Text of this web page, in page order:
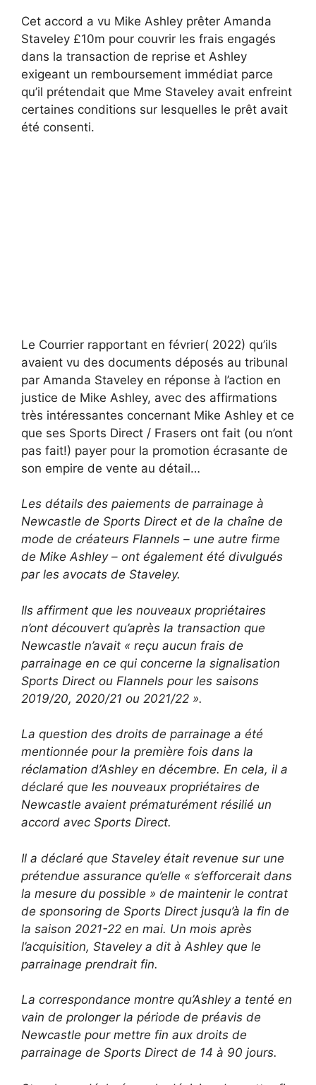
Cet accord a vu Mike Ashley prêter Amanda
Staveley £10m pour couvrir les frais engagés
dans la transaction de reprise et Ashley
exigeant un remboursement immédiat parce
qu’il prétendait que Mme Staveley avait enfreint
certaines conditions sur lesquelles le prêt avait
été consenti.
Le Courrier rapportant en février( 2022) qu’ils
avaient vu des documents déposés au tribunal
par Amanda Staveley en réponse à l’action en
justice de Mike Ashley, avec des affirmations
très intéressantes concernant Mike Ashley et ce
que ses Sports Direct / Frasers ont fait (ou n’ont
pas fait!) payer pour la promotion écrasante de
son empire de vente au détail…
Les détails des paiements de parrainage à
Newcastle de Sports Direct et de la chaîne de
mode de créateurs Flannels – une autre firme
de Mike Ashley – ont également été divulgués
par les avocats de Staveley.
Ils affirment que les nouveaux propriétaires
n’ont découvert qu’après la transaction que
Newcastle n’avait « reçu aucun frais de
parrainage en ce qui concerne la signalisation
Sports Direct ou Flannels pour les saisons
2019/20, 2020/21 ou 2021/22 ».
La question des droits de parrainage a été
mentionnée pour la première fois dans la
réclamation d’Ashley en décembre. En cela, il a
déclaré que les nouveaux propriétaires de
Newcastle avaient prématurément résilié un
accord avec Sports Direct.
Il a déclaré que Staveley était revenue sur une
prétendue assurance qu’elle « s’efforcerait dans
la mesure du possible » de maintenir le contrat
de sponsoring de Sports Direct jusqu’à la fin de
la saison 2021-22 en mai. Un mois après
l’acquisition, Staveley a dit à Ashley que le
parrainage prendrait fin.
La correspondance montre qu’Ashley a tenté en
vain de prolonger la période de préavis de
Newcastle pour mettre fin aux droits de
parrainage de Sports Direct de 14 à 90 jours.